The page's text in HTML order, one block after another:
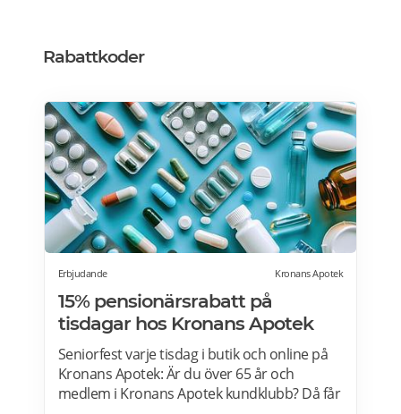
innehåller ingredienser som kan reducera
konsekvenser som kommer av en sjunkande
övergångsålder/male andropause). Maxulin
är INTE ett läkemedel eller ett
testosterontillskott (testosterontillskott kan
endast få hos läkaren). Läs mer om Maxulin
erbjudanden här och prova för bara 99
kr>>>
Rabattkoder
Erbjudande Kronans Apotek
15% pensionärsrabatt på
tisdagar hos Kronans Apotek
Seniorfest varje tisdag i butik och online på
Kronans Apotek: Är du över 65 år och
medlem i Kronans Apotek kundklubb? Då får